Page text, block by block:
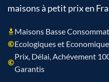
maisons à petit prix en
Maisons Basse
Ecologiques et
Prix, Délai, Achévement
Garantis